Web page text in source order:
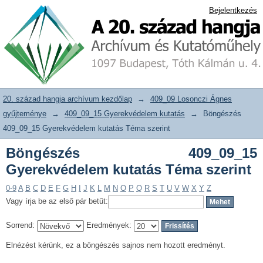
Böngészés 409_09_15 Gyerekvédelem
kutatás Téma szerint
20. század hangja archívum adattár Bejelentkezés
20. század hangja archívum kezdőlap →
409_09 Losonczi Ágnes
gyűjteménye
→ 409_09_15 Gyerekvédelem kutatás →
Böngészés
409_09_15 Gyerekvédelem kutatás Téma szerint
Böngészés 409_09_15
Gyerekvédelem kutatás Téma szerint
0-9 A B C D E F G H J K L M N O P Q R S T U V W X Y Z
Vagy írja be az első pár betűt:
Sorrend: Eredmények:
Elnézést kérünk, ez a böngészés sajnos nem hozott eredményt.